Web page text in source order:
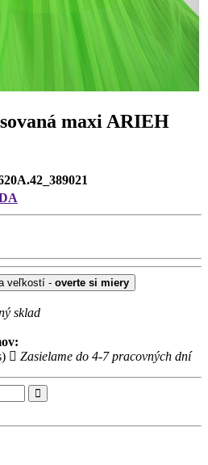
maxi ARIEH
veľkostí - overte si miery
sklad
Zasielame do 4-7 pracovných dní